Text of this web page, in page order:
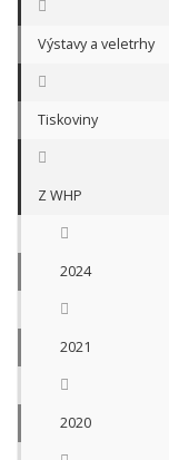
Výstavy a veletrhy
Tiskoviny
Z WHP
2024
2021
2020